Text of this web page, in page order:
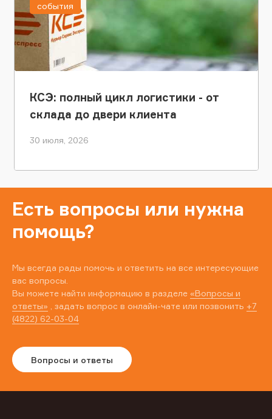
КСЭ: полный цикл логистики - от
склада до двери клиента
30 июля, 2026
события
Есть вопросы или нужна
помощь?
Мы всегда рады помочь и ответить на все интересующие
вас вопросы.
Вы можете найти информацию в разделе «Вопросы и
ответы» , задать вопрос в онлайн-чате или позвонить +7
(4822) 62-03-04
Вопросы и ответы